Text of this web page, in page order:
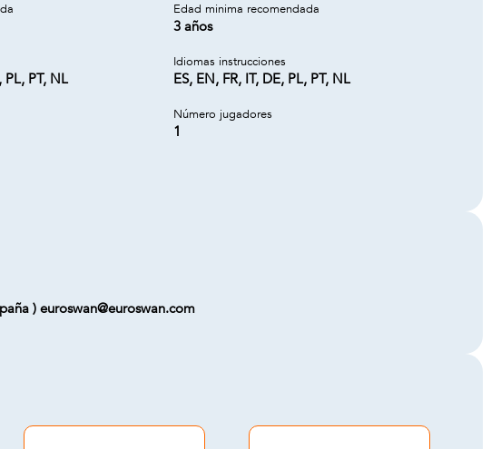
Edad minima recomendada
3 años
PL, PT, NL
Idiomas instrucciones
ES, EN, FR, IT, DE, PL, PT, NL
Número jugadores
1
) euroswan@euroswan.com